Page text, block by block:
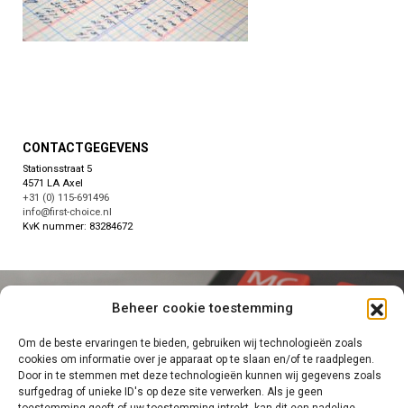
Beheer cookie toestemming
Om de beste ervaringen te bieden, gebruiken wij technologieën zoals
cookies om informatie over je apparaat op te slaan en/of te raadplegen.
Door in te stemmen met deze technologieën kunnen wij gegevens zoals
surfgedrag of unieke ID's op deze site verwerken. Als je geen
CONTACTGEGEVENS
Stationsstraat 5
4571 LA Axel
+31 (0) 115-691496
info@first-choice.nl
KvK nummer: 83284672
NEEM CONTACT OP STEL EEN VRAAG